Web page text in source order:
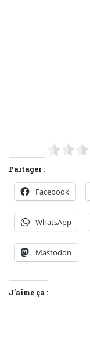
Partager :
Facebook
WhatsApp
Mastodon
J’aime ça :